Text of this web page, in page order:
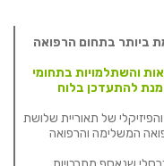
ביותר בתחום הרפואה
והשתלמויות בתחומי
מנת להתעדכן בלוח
של תאוריית שלושת
המשלימה והרפואה